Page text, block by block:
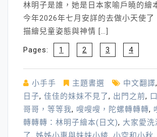
林明子是誰，她是日本家喻戶曉的繪
今年2026年七月安詳的去做小天使了
描繪兒童姿態與神情 […]
Pages: 1 2 3 4
小手手 主題書選 中文翻譯,
日子, 佳佳的妹妹不見了, 出門之前,
哥哥，等等我, 嗖嗖嗖，陀螺轉轉轉,
轉轉轉：林明子繪本(日文), 大家愛洗